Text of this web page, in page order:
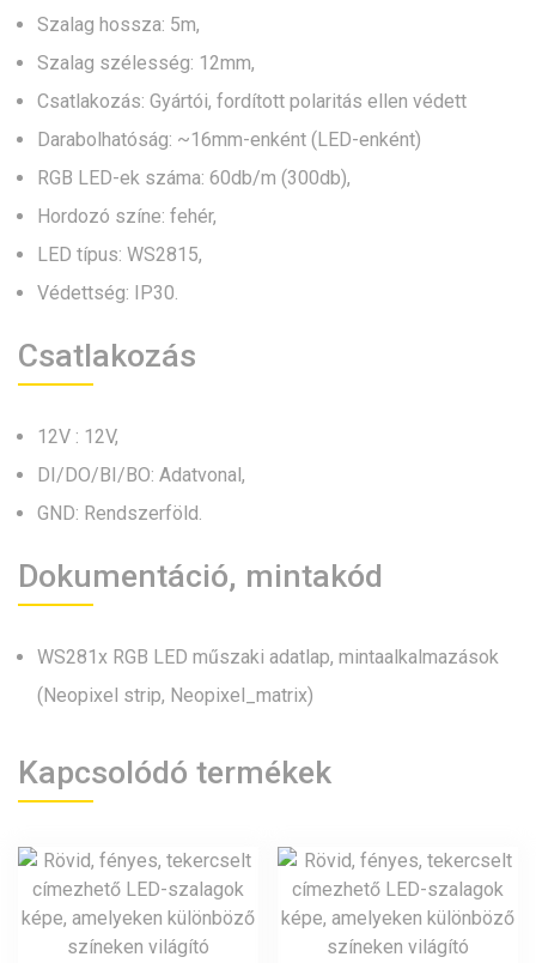
Szalag hossza: 5m,
Szalag szélesség: 12mm,
Csatlakozás: Gyártói, fordított polaritás ellen védett
Darabolhatóság: ~16mm-enként (LED-enként)
RGB LED-ek száma: 60db/m (300db),
Hordozó színe: fehér,
LED típus: WS2815,
Védettség: IP30.
Csatlakozás
12V : 12V,
DI/DO/BI/BO: Adatvonal,
GND: Rendszerföld.
Dokumentáció, mintakód
WS281x RGB LED műszaki adatlap, mintaalkalmazások
(Neopixel strip, Neopixel_matrix)
Kapcsolódó termékek